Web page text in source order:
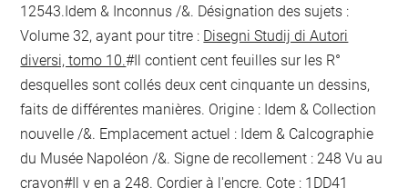
12543.Idem & Inconnus /&. Désignation des sujets :
Volume 32, ayant pour titre : Disegni Studij di Autori
diversi, tomo 10.#Il contient cent feuilles sur les R°
desquelles sont collés deux cent cinquante un dessins,
faits de différentes manières. Origine : Idem & Collection
nouvelle /&. Emplacement actuel : Idem & Calcographie
du Musée Napoléon /&. Signe de recollement : 248 Vu au
crayon#Il y en a 248. Cordier à l'encre. Cote : 1DD41